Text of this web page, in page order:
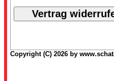
Copyright (C) 2026 by